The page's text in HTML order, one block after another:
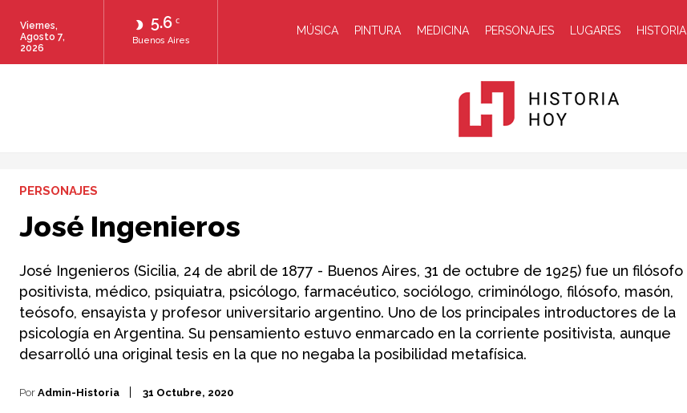
5.6 C
Buenos Aires
Viernes,
Agosto 7,
2026
MÚSICA PINTURA MEDICINA PERSONAJES LUGARES HISTORIA
Hoy
PERSONAJES
José Ingenieros
José Ingenieros (Sicilia, 24 de abril de 1877 - Buenos Aires, 31 de octubre de 1925) fue un filósofo
positivista, médico, psiquiatra, psicólogo, farmacéutico, sociólogo, criminólogo, filósofo, masón,
teósofo, ensayista y profesor universitario argentino. Uno de los principales introductores de la
psicología en Argentina. Su pensamiento estuvo enmarcado en la corriente positivista, aunque
desarrolló una original tesis en la que no negaba la posibilidad metafísica.
Por Admin-Historia 31 Octubre, 2020